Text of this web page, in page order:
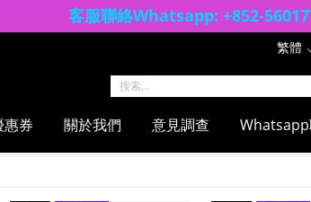
客服聯絡Whatsapp: +852-
繁體
惠券 關於我們 意見調查